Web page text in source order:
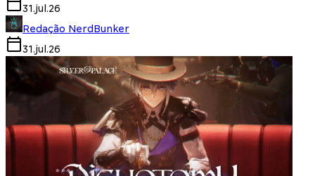
31.jul.26
Redação NerdBunker
31.jul.26